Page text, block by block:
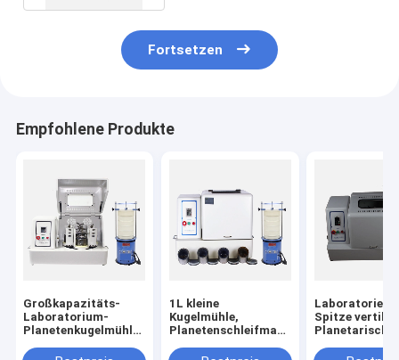
Fortsetzen
Empfohlene Produkte
Großkapazitäts-
Laboratorium-
Planetenkugelmühle
1L kleine
Kugelmühle,
Planetenschleifmaschine
Spitze
Planetarische
Nano-